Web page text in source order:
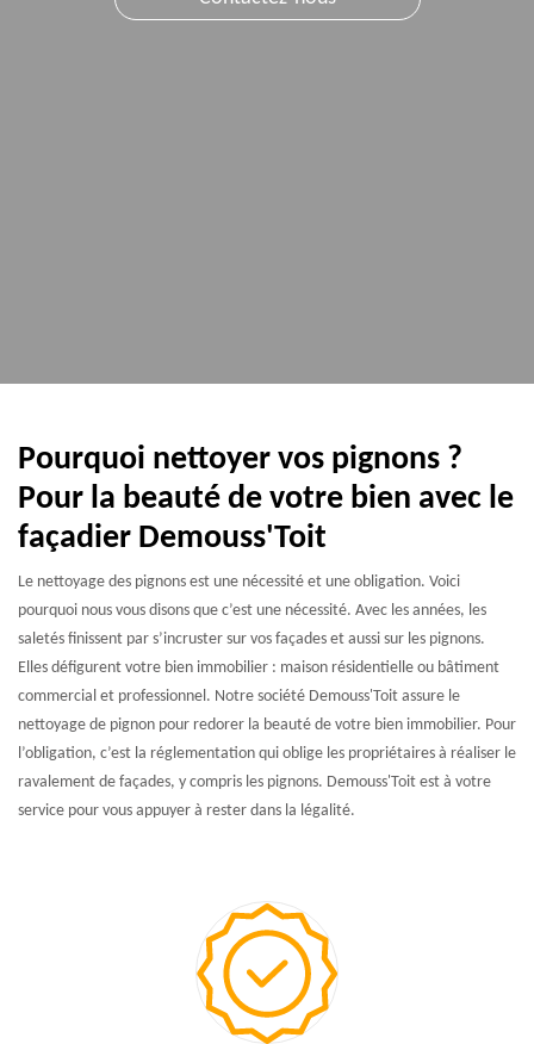
Pourquoi nettoyer vos pignons ?
Pour la beauté de votre bien avec le
façadier Demouss'Toit
Le nettoyage des pignons est une nécessité et une obligation. Voici
pourquoi nous vous disons que c’est une nécessité. Avec les années, les
saletés finissent par s’incruster sur vos façades et aussi sur les pignons.
Elles défigurent votre bien immobilier : maison résidentielle ou bâtiment
commercial et professionnel. Notre société Demouss'Toit assure le
nettoyage de pignon pour redorer la beauté de votre bien immobilier. Pour
l’obligation, c’est la réglementation qui oblige les propriétaires à réaliser le
ravalement de façades, y compris les pignons. Demouss'Toit est à votre
service pour vous appuyer à rester dans la légalité.